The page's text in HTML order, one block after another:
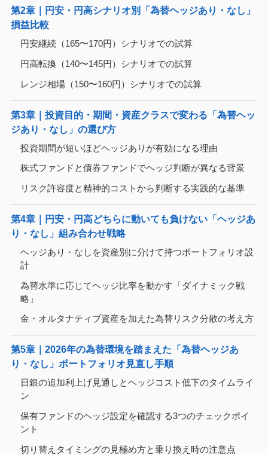
第2章｜円安・円高シナリオ別「為替ヘッジあり・なし」
損益比較
円安継続（165〜170円）シナリオでの試算
円高転換（140〜145円）シナリオでの試算
レンジ相場（150〜160円）シナリオでの試算
第3章｜投資目的・期間・資産クラスで変わる「為替ヘッ
ジあり・なし」の選び方
投資期間が短いほどヘッジありが有効になる理由
株式ファンドと債券ファンドでヘッジ判断が異なる背景
リスク許容度と精神的コストから判断する実践的な基準
第4章｜円安・円高どちらに動いても負けない「ヘッジあ
り・なし」組み合わせ戦略
ヘッジあり・なしを資産別に分けて持つポートフォリオ設
計
為替水準に応じてヘッジ比率を動かす「ダイナミック戦
略」
金・オルタナティブ資産を加えた為替リスク分散の考え方
第5章｜2026年の為替環境を踏まえた「為替ヘッジあ
り・なし」ポートフォリオ見直し手順
日銀の追加利上げ見通しとヘッジコスト低下のタイムライ
ン
保有ファンドのヘッジ設定を確認する3つのチェックポイ
ント
切り替えタイミングの見極め方と乗り換え時の注意点